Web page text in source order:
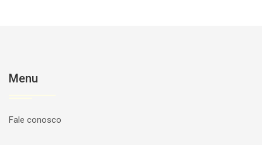
Menu
Fale conosco